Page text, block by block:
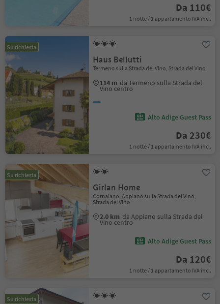
Da 110€
1 notte / 1 appartamento IVA incl.
Su richiesta
Haus Bellutti
Termeno sulla Strada del Vino, Strada del Vino
114 m da Termeno sulla Strada del
Vino centro
Alto Adige Guest Pass
Da 230€
1 notte / 1 appartamento IVA incl.
Su richiesta
Girlan Home
Cornaiano, Appiano sulla Strada del Vino,
Strada del Vino
2.0 km da Appiano sulla Strada del
Vino centro
Alto Adige Guest Pass
Da 120€
1 notte / 1 appartamento IVA incl.
Su richiesta